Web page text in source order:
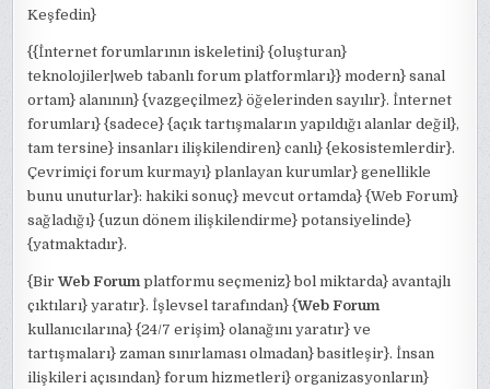
Keşfedin}
{{İnternet forumlarının iskeletini} {oluşturan}
teknolojiler|web tabanlı forum platformları}} modern} sanal
ortam} alanının} {vazgeçilmez} öğelerinden sayılır}. İnternet
forumları} {sadece} {açık tartışmaların yapıldığı alanlar değil},
tam tersine} insanları ilişkilendiren} canlı} {ekosistemlerdir}.
Çevrimiçi forum kurmayı} planlayan kurumlar} genellikle
bunu unuturlar}: hakiki sonuç} mevcut ortamda} {Web Forum}
sağladığı} {uzun dönem ilişkilendirme} potansiyelinde}
{yatmaktadır}.
{BirWeb Forumplatformu seçmeniz} bol miktarda} avantajlı
çıktıları} yaratır}. İşlevsel tarafından} {Web Forum
kullanıcılarına} {24/7 erişim} olanağını yaratır} ve
tartışmaları} zaman sınırlaması olmadan} basitleşir}. İnsan
ilişkileri açısından} forum hizmetleri} organizasyonların}